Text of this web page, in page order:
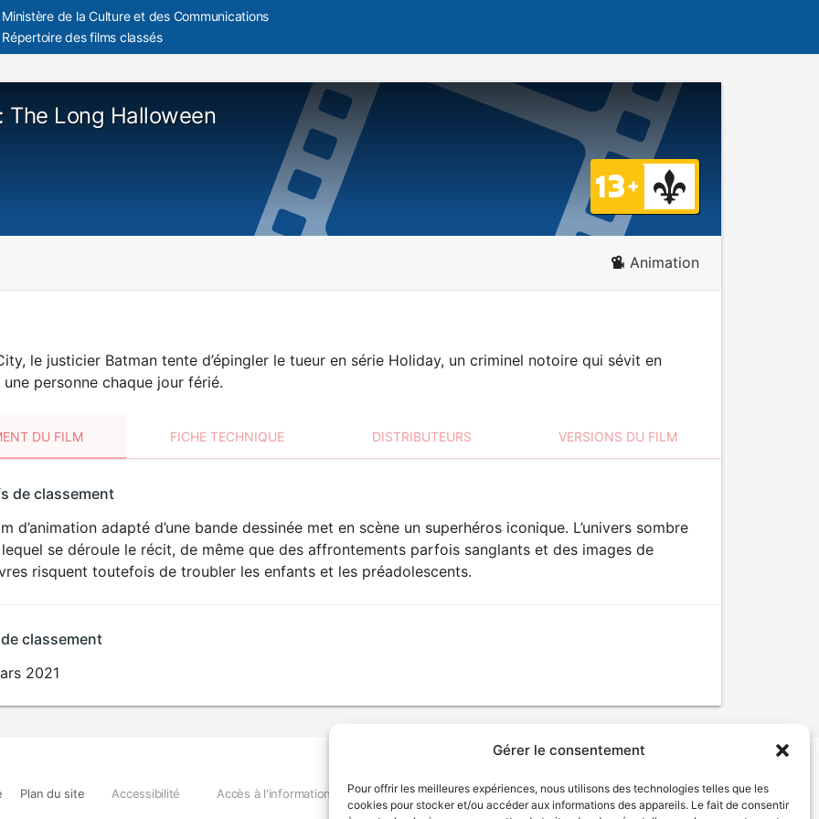
Gérer le consentement
Pour offrir les meilleures expériences, nous utilisons des technologies telles que les
cookies pour stocker et/ou accéder aux informations des appareils. Le fait de consentir
Ministère de la Culture et des Communications
Répertoire des films classés
The Long Halloween
Animation
le justicier Batman tente d’épingler le tueur en série Holiday, un criminel notoire qui sévit en
une personne chaque jour férié.
DU FILM FICHE TECHNIQUE DISTRIBUTEURS VERSIONS DU FILM
de classement
d’animation adapté d’une bande dessinée met en scène un superhéros iconique. L’univers sombre
se déroule le récit, de même que des affrontements parfois sanglants et des images de
risquent toutefois de troubler les enfants et les préadolescents.
classement
2021
Plan du site Accessibilité Accès à l'information Déclaration de services Politique de confidentialité